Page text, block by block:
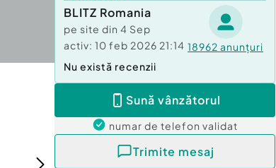
BLITZ Romania
pe site din 4 Sep
activ: 10 feb 2026 21:14 18962 anunțuri
Nu există recenzii
Sună vânzătorul
numar de telefon validat
Trimite mesaj